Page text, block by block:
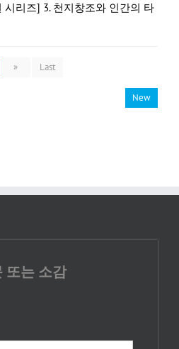
리즈] 3. 천지창조와 인간의 타
» Last
New
또는 소감